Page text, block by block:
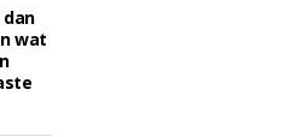
dan
wat